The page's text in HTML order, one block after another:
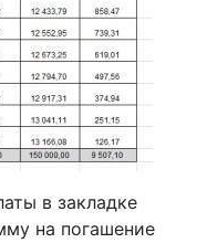
в закладке
на погашение